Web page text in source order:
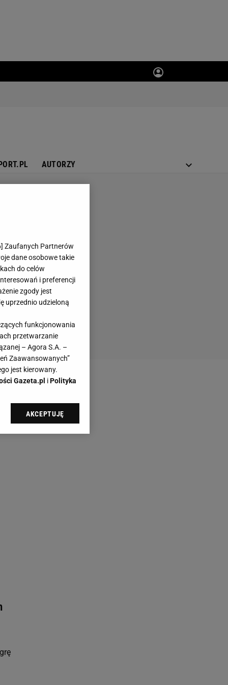
AUTORZY
] Zaufanych Partnerów
dane osobowe takie
do celów
i preferencji
zgody jest
uprzednio udzieloną
funkcjonowania
przetwarzanie
– Agora S.A. –
Zaawansowanych”
jest kierowany.
Gazeta.pl iPolityka
sp. z o.o., jej
swoje preferencje
AKCEPTUJĘ